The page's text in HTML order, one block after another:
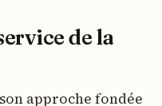
de la
approche fondée